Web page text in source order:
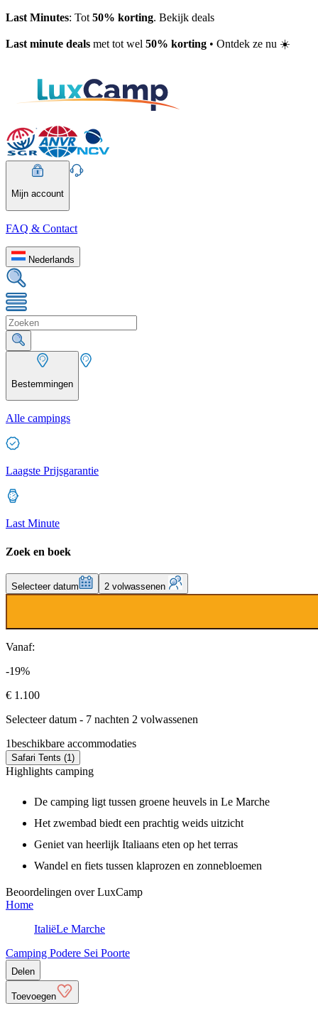
Last Minutes: Tot 50% korting. Bekijk deals
Last minute deals met tot wel 50% korting • Ontdek ze nu ☀️
Mijn account
FAQ & Contact
Nederlands
Bestemmingen
Alle campings
Laagste Prijsgarantie
Last Minute
Zoek en boek
Selecteer datum 2 volwassenen
Vanaf:
-19%
€ 1.100
Selecteer datum - 7 nachten 2 volwassenen
1beschikbare accommodaties
Safari Tents (1)
Highlights camping
De camping ligt tussen groene heuvels in Le Marche
Het zwembad biedt een prachtig weids uitzicht
Geniet van heerlijk Italiaans eten op het terras
Wandel en fiets tussen klaprozen en zonnebloemen
Beoordelingen over LuxCamp
Home
ItaliëLe Marche
Camping Podere Sei Poorte
Delen
Toevoegen